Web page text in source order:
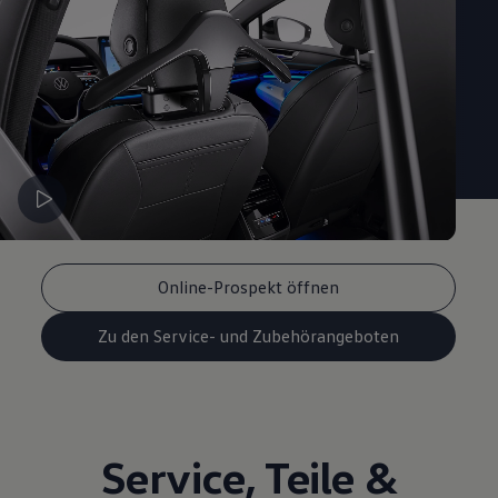
Magazin
Lifestyle
Transport
Familie
Elektromobilität
Volkswagen R
Pannen- und Unfallhilfe
Volkswagen Kundenbetreuung
Online-Prospekt öffnen
Zu den Service- und Zubehörangeboten
Service, Teile &